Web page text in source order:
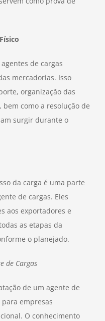
de cargas
mercadorias. Isso
organização das
bem como a resolução de
surgir durante o
da carga é uma parte
de cargas. Eles
aos exportadores e
as etapas da
o planejado.
de Cargas
de um agente de
empresas
O conhecimento